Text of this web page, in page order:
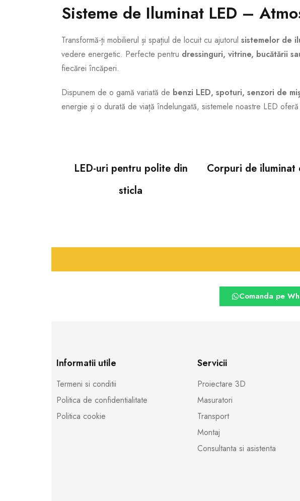
Sisteme de Iluminat LED –
Transformă-ți mobilierul și spațiul de locuit cu ajutorul sistemelor de
vedere energetic. Perfecte pentru dressinguri, vitrine, bucătării
fiecărei încăperi.
Dispunem de o gamă variată de benzi LED, spoturi, senzori de
energie și o durată de viață îndelungată, sistemele noastre LED oferă
LED-uri pentru polite din
sticla
Corpuri de iluminat
Comanda pe
Informatii utile
Termeni si conditii
Politica de confidentialitate
Politica cookie
Servicii
Proiectare 3D
Masuratori
Transport
Montaj
Consultanta si asistenta